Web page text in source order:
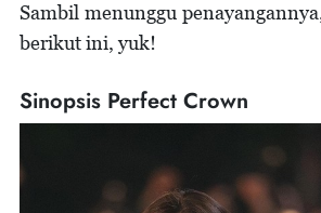
Sambil menunggu
berikut ini, yuk!
Sinopsis Perfect Crown